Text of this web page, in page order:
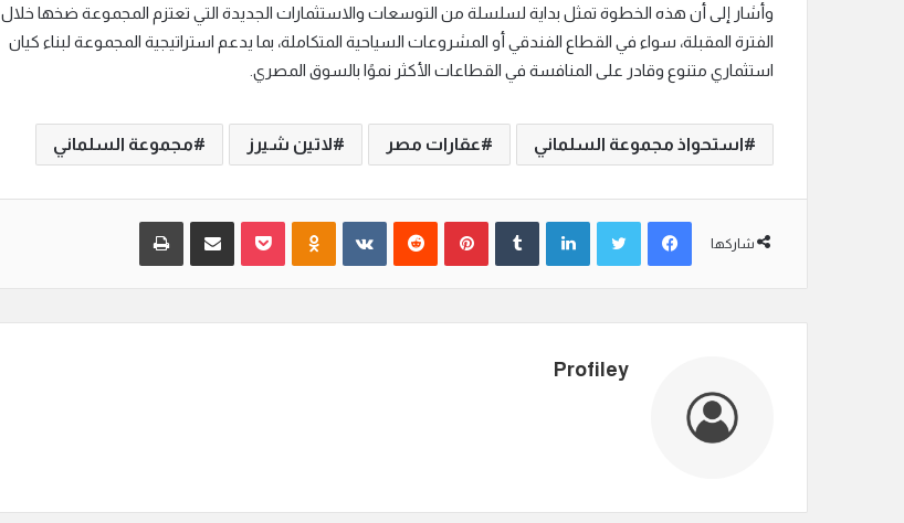
وأشار إلى أن هذه الخطوة تمثل بداية لسلسلة من التوسعات والاستثمارات الجديدة التي تعتزم المجموعة ضخها خلال
الفترة المقبلة، سواء في القطاع الفندقي أو المشروعات السياحية المتكاملة، بما يدعم استراتيجية المجموعة لبناء كيان
استثماري متنوع وقادر على المنافسة في القطاعات الأكثر نموًا بالسوق المصري.
استحواذ مجموعة السلماني عقارات مصر لاتين شيرز مجموعة السلماني
شاركها
فيسبوك لينكدإن بينتيريست ‏VKontakte بوكيت
Profiley